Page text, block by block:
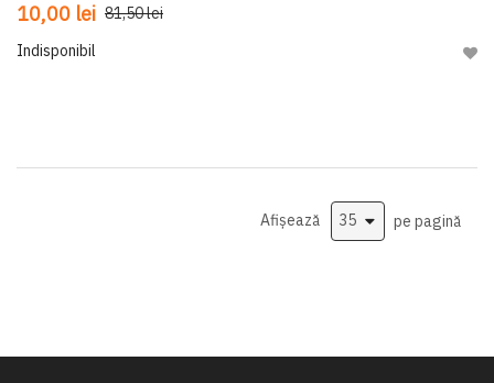
10,00 lei 81,50 lei
Indisponibil
Afișează pe pagină